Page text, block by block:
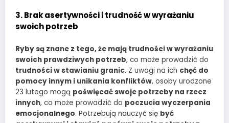
3. Brak asertywności i trudność w wyrażaniu
swoich potrzeb
Ryby są znane z tego, że mają trudności w wyrażaniu
swoich prawdziwych potrzeb, co może prowadzić do
trudności w stawianiu granic. Z uwagi na ich chęć do
pomocy innym i unikania konfliktów, osoby urodzone
23 lutego mogą poświęcać swoje potrzeby na rzecz
innych, co może prowadzić do poczucia wyczerpania
emocjonalnego. Potrzebują nauczyć się być